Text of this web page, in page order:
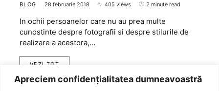
Apreciem confidențialitatea dumneavoastră
BLOG 28 februarie 2018 405 views 2 minute read
In ochii persoanelor care nu au prea multe
cunostinte despre fotografii si despre stilurile de
realizare a acestora,…
VEZI TOT